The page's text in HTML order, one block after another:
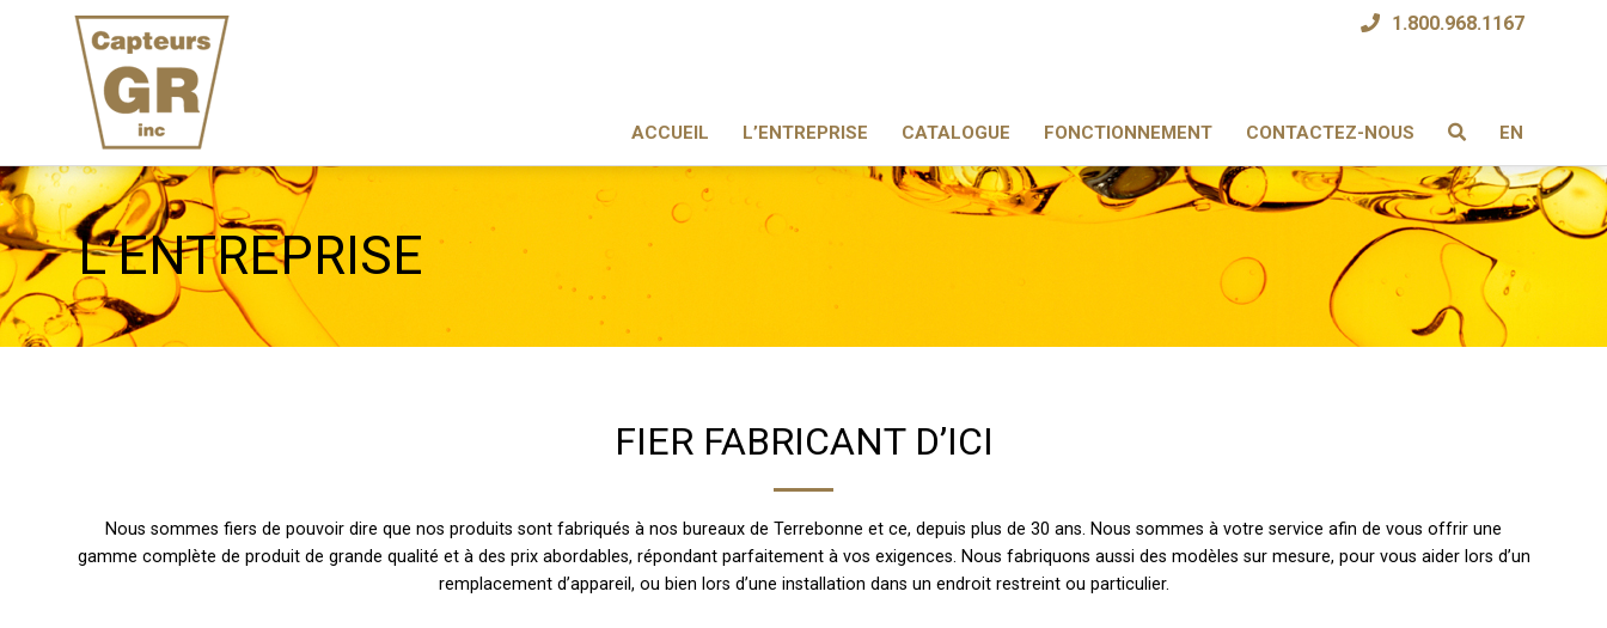
1.800.968.1167
ACCUEIL L’ENTREPRISE CATALOGUE FONCTIONNEMENT CONTACTEZ-NOUS EN
L’ENTREPRISE
FIER FABRICANT D’ICI
Nous sommes fiers de pouvoir dire que nos produits sont fabriqués à nos bureaux de Terrebonne et ce, depuis plus de 30 ans. Nous sommes à votre service afin de vous offrir une
gamme complète de produit de grande qualité et à des prix abordables, répondant parfaitement à vos exigences. Nous fabriquons aussi des modèles sur mesure, pour vous aider lors d’un
remplacement d’appareil, ou bien lors d’une installation dans un endroit restreint ou particulier.